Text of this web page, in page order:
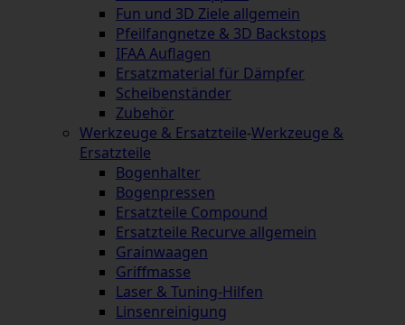
Fun und 3D Ziele allgemein
Pfeilfangnetze & 3D Backstops
IFAA Auflagen
Ersatzmaterial für Dämpfer
Scheibenständer
Zubehör
Werkzeuge & Ersatzteile-Werkzeuge &
Ersatzteile
Bogenhalter
Bogenpressen
Ersatzteile Compound
Ersatzteile Recurve allgemein
Grainwaagen
Griffmasse
Laser & Tuning-Hilfen
Linsenreinigung